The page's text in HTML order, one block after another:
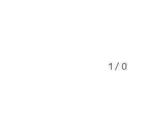
1 / 0